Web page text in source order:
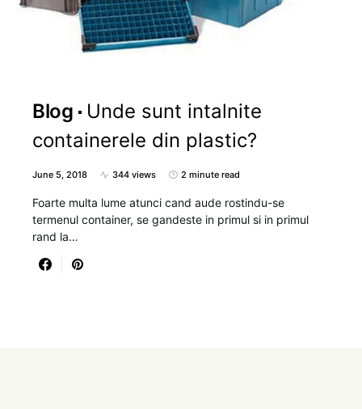
Blog
Unde sunt intalnite
containerele din plastic?
June 5, 2018 344 views 2 minute read
Foarte multa lume atunci cand aude rostindu-se
termenul container, se gandeste in primul si in primul
rand la…